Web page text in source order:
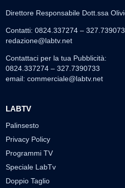
Direttore Responsabile Dott.ssa
Contatti: 0824.337274 –
redazione@labtv.net
Contattaci per la tua Pubblicità:
0824.337274 – 327.7390733
email: commerciale@labtv.net
LABTV
Palinsesto
Privacy Policy
Programmi TV
Speciale LabTv
Doppio Taglio